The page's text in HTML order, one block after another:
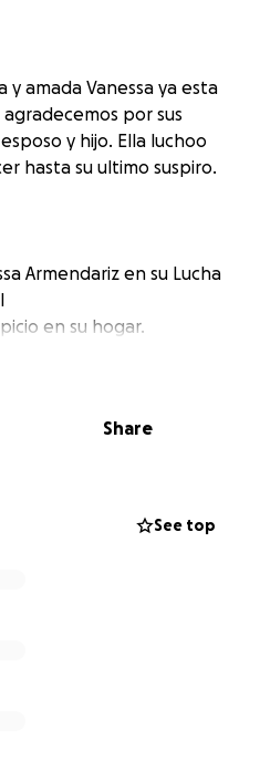
amada Vanessa ya esta
por sus
y hijo. Ella luchoo
hasta su ultimo suspiro.
Armendariz en su Lucha
en su hogar.
camino lleno de lucha,
una dura realidad: los
muy difíciles de cubrir.
Share
See top